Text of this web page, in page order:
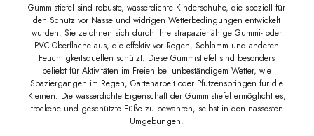
Gummistiefel sind robuste, wasserdichte Kinderschuhe, die speziell für
den Schutz vor Nässe und widrigen Wetterbedingungen entwickelt
wurden. Sie zeichnen sich durch ihre strapazierfähige Gummi- oder
PVC-Oberfläche aus, die effektiv vor Regen, Schlamm und anderen
Feuchtigkeitsquellen schützt. Diese Gummistiefel sind besonders
beliebt für Aktivitäten im Freien bei unbeständigem Wetter, wie
Spaziergängen im Regen, Gartenarbeit oder Pfützenspringen für die
Kleinen. Die wasserdichte Eigenschaft der Gummistiefel ermöglicht es,
trockene und geschützte Füße zu bewahren, selbst in den nassesten
Umgebungen.